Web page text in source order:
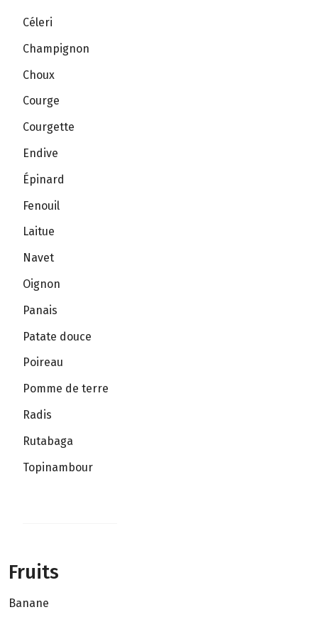
Céleri
Champignon
Choux
Courge
Courgette
Endive
Épinard
Fenouil
Laitue
Navet
Oignon
Panais
Patate douce
Poireau
Pomme de terre
Radis
Rutabaga
Topinambour
Fruits
Banane